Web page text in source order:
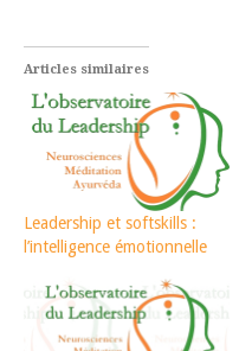
Articles similaires
Leadership et softskills :
l’intelligence émotionnelle